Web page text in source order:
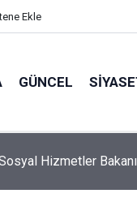
Ekle
GÜNCEL
Hizmetler Bakanı